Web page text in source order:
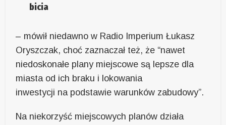
bicia
– mówił niedawno w Radio Imperium Łukasz
Oryszczak, choć zaznaczał też, że “nawet
niedoskonałe plany miejscowe są lepsze dla
miasta od ich braku i lokowania
inwestycji na podstawie warunków zabudowy”.
Na niekorzyść miejscowych planów działa